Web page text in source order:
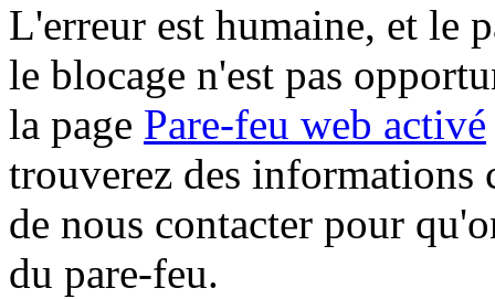
L'erreur est humaine, et le
le blocage n'est pas
la page Pare-feu web activé
trouverez des informations
de nous contacter pour
du pare-feu.